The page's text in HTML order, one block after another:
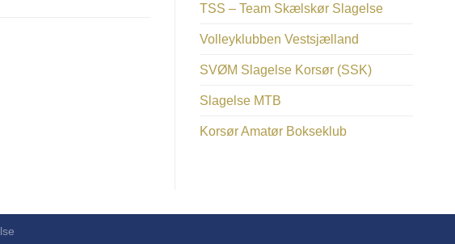
TSS – Team Skælskør Slagelse
Volleyklubben Vestsjælland
SVØM Slagelse Korsør (SSK)
Slagelse MTB
Korsør Amatør Bokseklub